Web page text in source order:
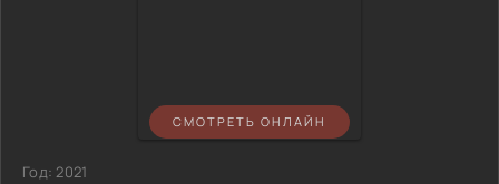
СМОТРЕТЬ ОНЛАЙН
Год:2021